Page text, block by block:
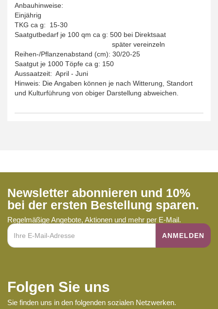
Anbauhinweise:
Einjährig
TKG ca g: 15-30
Saatgutbedarf je 100 qm ca g: 500 bei Direktsaat
später vereinzeln
Reihen-/Pflanzenabstand (cm): 30/20-25
Saatgut je 1000 Töpfe ca g: 150
Aussaatzeit: April - Juni
Hinweis: Die Angaben können je nach Witterung, Standort
und Kulturführung von obiger Darstellung abweichen.
Newsletter abonnieren und 10%
bei der ersten Bestellung sparen.
Regelmäßige Angebote, Aktionen und mehr per E-Mail.
Folgen Sie uns
Sie finden uns in den folgenden sozialen Netzwerken.